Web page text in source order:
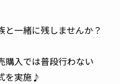
一緒に残しませんか？
購入では普段行わない
を実施♪